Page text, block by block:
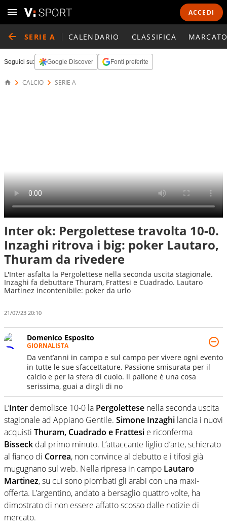
ACCEDI
SERIE A CALENDARIO CLASSIFICA
Seguici su: Google Discover Fonti preferite
CALCIO SERIE A
Inter ok: Pergolettese travolta 10-0.
Inzaghi ritrova i big: poker Lautaro,
Thuram da rivedere
L'Inter asfalta la Pergolettese nella seconda uscita stagionale.
Inzaghi fa debuttare Thuram, Frattesi e Cuadrado. Lautaro
Martinez incontenibile: poker da urlo
21/07/23 20:10
Domenico Esposito
GIORNALISTA
Da vent’anni in campo e sul campo per vivere ogni evento
in tutte le sue sfaccettature. Passione smisurata per il
calcio e per la sfera di cuoio. Il pallone è una cosa
serissima, guai a dirgli di no
L’Inter demolisce 10-0 la Pergolettese nella seconda uscita
stagionale ad Appiano Gentile. Simone Inzaghi lancia i nuovi
acquisti Thuram, Cuadrado e Frattesi e riconferma
Bisseck dal primo minuto. L’attaccante figlio d’arte, schierato
al fianco di Correa, non convince al debutto e i tifosi già
mugugnano sul web. Nella ripresa in campo Lautaro
Martinez, su cui sono piombati gli arabi con una maxi-
offerta. L’argentino, andato a bersaglio quattro volte, ha
dimostrato di non essere affatto scosso dalle notizie di
mercato.